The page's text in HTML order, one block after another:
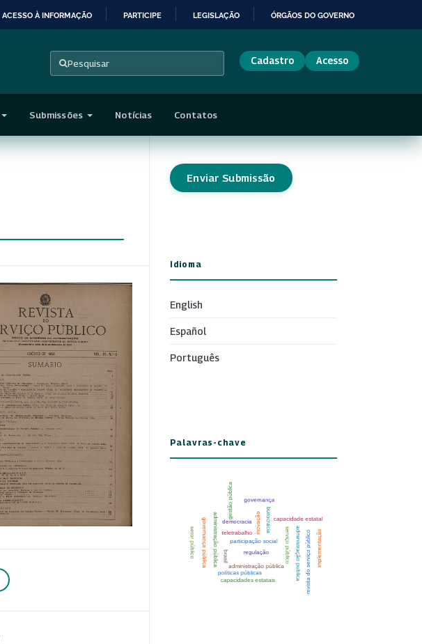
ACESSO À INFORMAÇÃO PARTICIPE LEGISLAÇÃO ÓRGÃOS DO GOVERNO
Pesquisar Cadastro Acesso
Submissões Notícias Contatos
Enviar Submissão
Idioma
English
Español
Português
Palavras-chave